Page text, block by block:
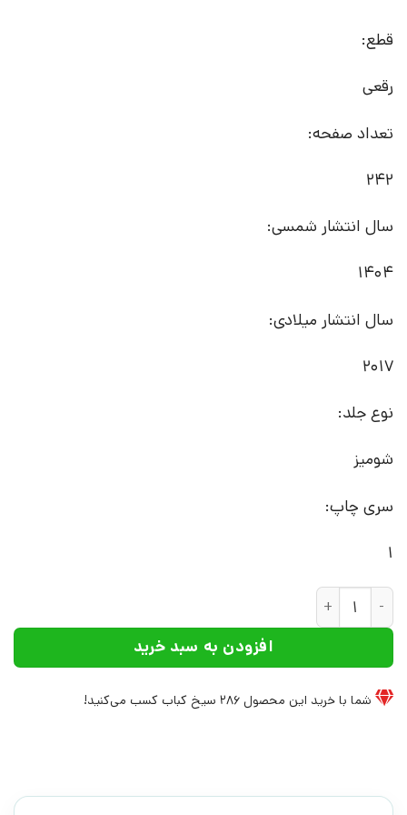
قطع:
رقعی
تعداد صفحه:
242
سال انتشار شمسی:
1404
سال انتشار میلادی:
2017
نوع جلد:
شومیز
سری چاپ:
1
کتاب دخترخاله های کارآگاه و جاسوس شکلات (جلد 3) | انتشارات داژو عدد
افزودن به سبد خرید
شما با خرید این محصول 286 سیخ کباب کسب می‌کنید!